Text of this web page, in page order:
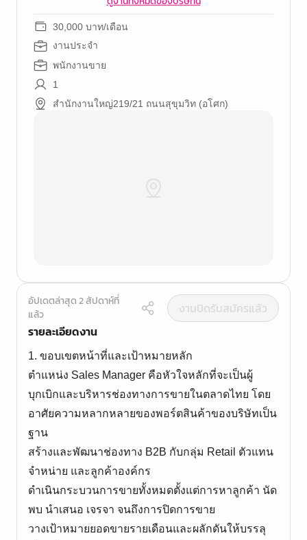
30,000 บาท/เดือน
งานประจำ
พนักงานขาย
1
สำนักงานใหญ่219/21 ถนนสุขุมวิท (อโศก)
อัปเดตล่าสุด 2 สัปดาห์ที่
แล้ว
งานปิดรับสมัครแล้ว
รายละเอียดงาน
1. ขอบเขตหน้าที่และเป้าหมายหลัก
ตำแหน่ง Sales Manager คือหัวใจหลักที่จะเป็นผู้
บุกเบิกและบริหารช่องทางการขายในตลาดไทย โดย
อาศัยความหลากหลายของพอร์ตสินค้าของบริษัทเป็น
ฐาน
สร้างและพัฒนาช่องทาง B2B กับกลุ่ม Retail ตัวแทน
จำหน่าย และลูกค้าองค์กร
ดำเนินกระบวนการขายทั้งหมดตั้งแต่การหาลูกค้า นัด
พบ นำเสนอ เจรจา จนถึงการปิดการขาย
วางเป้าหมายยอดขายรายเดือนและผลักดันให้บรรลุ